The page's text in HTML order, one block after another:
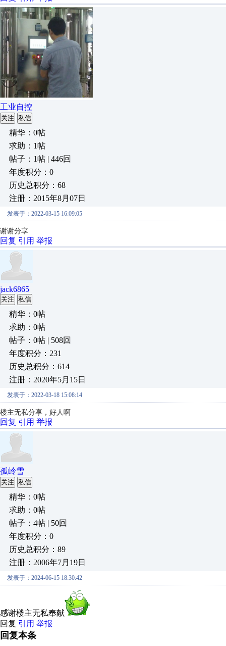
工业自控
关注 私信
精华：0帖
求助：1帖
帖子：1帖 | 446回
年度积分：0
历史总积分：68
注册：2015年8月07日
发表于：2022-03-15 16:09:05
谢谢分享
回复 引用 举报
jack6865
关注 私信
精华：0帖
求助：0帖
帖子：0帖 | 508回
年度积分：231
历史总积分：614
注册：2020年5月15日
发表于：2022-03-18 15:08:14
楼主无私分享，好人啊
回复 引用 举报
孤岭雪
关注 私信
精华：0帖
求助：0帖
帖子：4帖 | 50回
年度积分：0
历史总积分：89
注册：2006年7月19日
发表于：2024-06-15 18:30:42
感谢楼主无私奉献
回复 引用 举报
回复本条